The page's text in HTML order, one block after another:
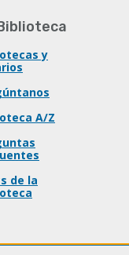
y
A/Z
de la